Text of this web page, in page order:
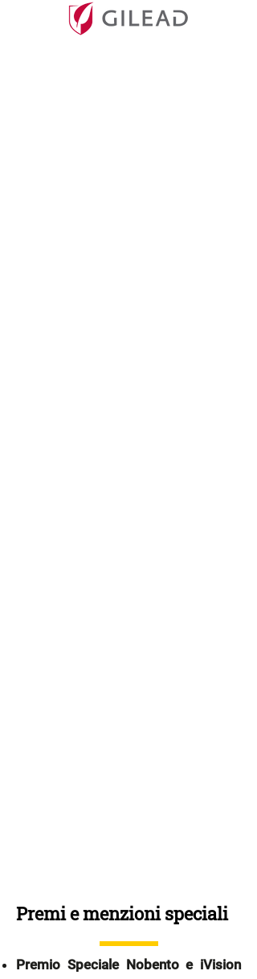
Premi e menzioni speciali
Premio Speciale Nobento e iVision